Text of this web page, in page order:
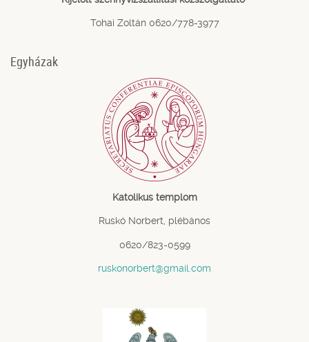
Tohai Zoltán 0620/778-3977
Egyházak
Katolikus templom
Ruskó Norbert, plébános
0620/823-0599
ruskonorbert@gmail.com